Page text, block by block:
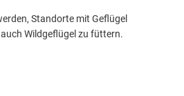
Standorte mit Geflügel
Wildgeflügel zu füttern.